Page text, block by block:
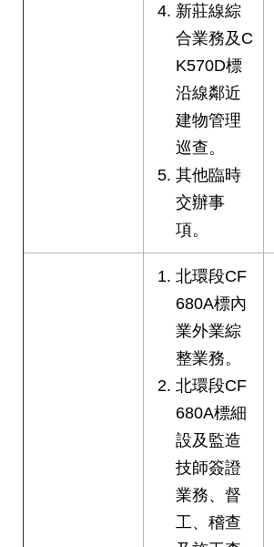
新莊線綜
合業務及C
K570D標
沿線鄰近
建物管理
巡查。
其他臨時
交辦事
項。
北環段CF
680A標內
業外業綜
整業務。
北環段CF
680A標細
設及監造
技師簽證
業務、督
工、稽查